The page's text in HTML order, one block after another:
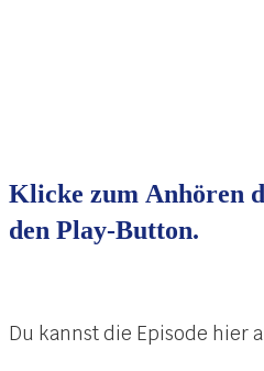
Klicke zum Anhören
den Play-Button.
Du kannst die Episode hier